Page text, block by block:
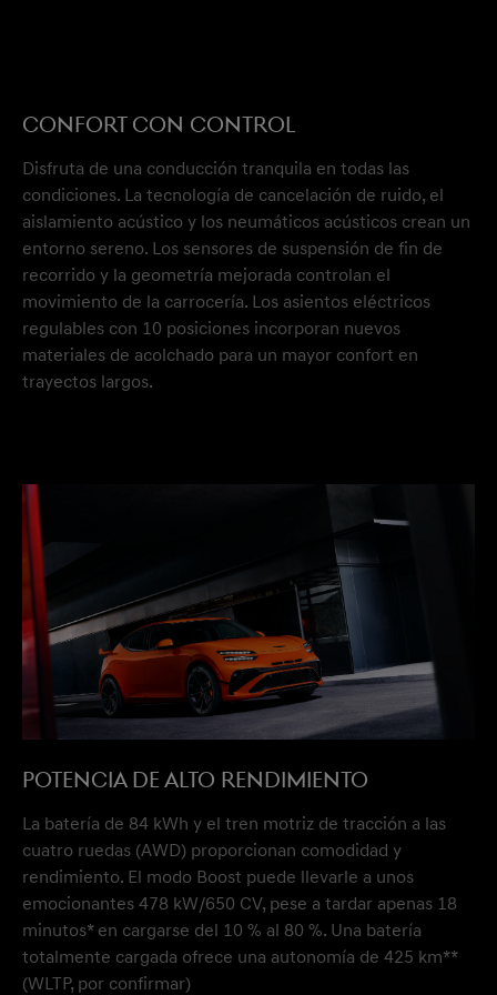
CONFORT CON CONTROL
Disfruta de una conducción tranquila en todas las
condiciones. La tecnología de cancelación de ruido, el
aislamiento acústico y los neumáticos acústicos crean un
entorno sereno. Los sensores de suspensión de fin de
recorrido y la geometría mejorada controlan el
movimiento de la carrocería. Los asientos eléctricos
regulables con 10 posiciones incorporan nuevos
materiales de acolchado para un mayor confort en
trayectos largos.
POTENCIA DE ALTO RENDIMIENTO
La batería de 84 kWh y el tren motriz de tracción a las
cuatro ruedas (AWD) proporcionan comodidad y
rendimiento. El modo Boost puede llevarle a unos
emocionantes 478 kW/650 CV, pese a tardar apenas 18
minutos* en cargarse del 10 % al 80 %. Una batería
totalmente cargada ofrece una autonomía de 425 km**
(WLTP, por confirmar)